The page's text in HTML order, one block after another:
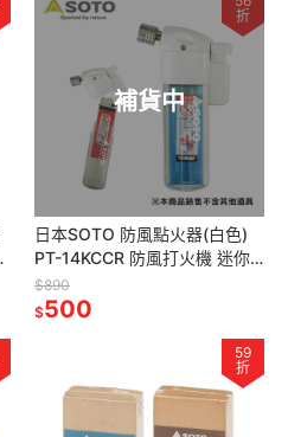
補貨中
折
日本SOTO 防風點火器(白色)
PT-14KCCR 防風打火機 迷你
點火槍
$890
$500
59
折